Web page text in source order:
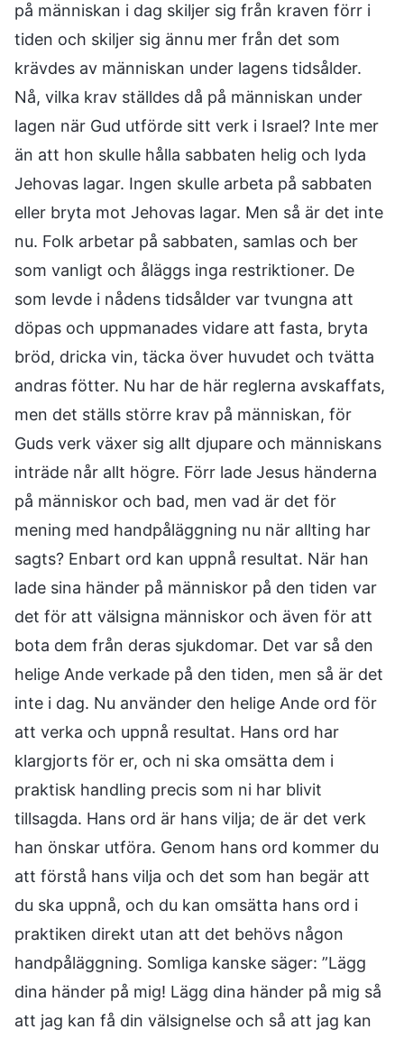
på människan i dag skiljer sig från kraven förr i
tiden och skiljer sig ännu mer från det som
krävdes av människan under lagens tidsålder.
Nå, vilka krav ställdes då på människan under
lagen när Gud utförde sitt verk i Israel? Inte mer
än att hon skulle hålla sabbaten helig och lyda
Jehovas lagar. Ingen skulle arbeta på sabbaten
eller bryta mot Jehovas lagar. Men så är det inte
nu. Folk arbetar på sabbaten, samlas och ber
som vanligt och åläggs inga restriktioner. De
som levde i nådens tidsålder var tvungna att
döpas och uppmanades vidare att fasta, bryta
bröd, dricka vin, täcka över huvudet och tvätta
andras fötter. Nu har de här reglerna avskaffats,
men det ställs större krav på människan, för
Guds verk växer sig allt djupare och människans
inträde når allt högre. Förr lade Jesus händerna
på människor och bad, men vad är det för
mening med handpåläggning nu när allting har
sagts? Enbart ord kan uppnå resultat. När han
lade sina händer på människor på den tiden var
det för att välsigna människor och även för att
bota dem från deras sjukdomar. Det var så den
helige Ande verkade på den tiden, men så är det
inte i dag. Nu använder den helige Ande ord för
att verka och uppnå resultat. Hans ord har
klargjorts för er, och ni ska omsätta dem i
praktisk handling precis som ni har blivit
tillsagda. Hans ord är hans vilja; de är det verk
han önskar utföra. Genom hans ord kommer du
att förstå hans vilja och det som han begär att
du ska uppnå, och du kan omsätta hans ord i
praktiken direkt utan att det behövs någon
handpåläggning. Somliga kanske säger: ”Lägg
dina händer på mig! Lägg dina händer på mig så
att jag kan få din välsignelse och så att jag kan